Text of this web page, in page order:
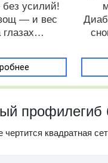
без усилий!
— и вес
глазах…
профилегиб
чертится квадратная